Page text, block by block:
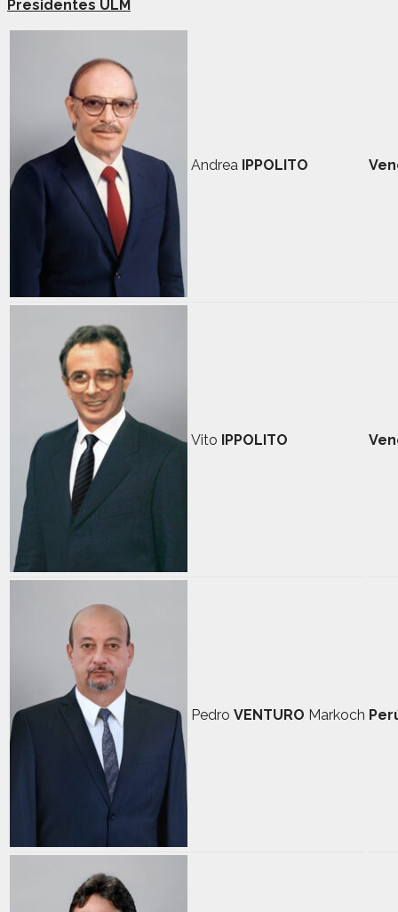
Presidentes ULM
Andrea IPPOLITO
Vito IPPOLITO
Pedro VENTURO Markoch